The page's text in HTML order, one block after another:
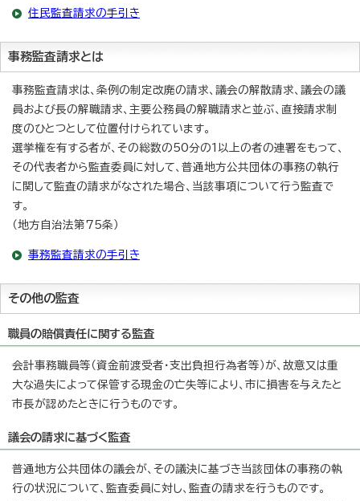
住民監査請求の手引き
事務監査請求とは
事務監査請求は、条例の制定改廃の請求、議会の解散請求、議会の議
員および長の解職請求、主要公務員の解職請求と並ぶ、直接請求制
度のひとつとして位置付けられています。
選挙権を有する者が、その総数の50分の1以上の者の連署をもって、
その代表者から監査委員に対して、普通地方公共団体の事務の執行
に関して監査の請求がなされた場合、当該事項について行う監査で
す。
（地方自治法第75条）
事務監査請求の手引き
その他の監査
職員の賠償責任に関する監査
会計事務職員等（資金前渡受者・支出負担行為者等）が、故意又は重
大な過失によって保管する現金の亡失等により、市に損害を与えたと
市長が認めたときに行うものです。
議会の請求に基づく監査
普通地方公共団体の議会が、その議決に基づき当該団体の事務の執
行の状況について、監査委員に対し、監査の請求を行うものです。